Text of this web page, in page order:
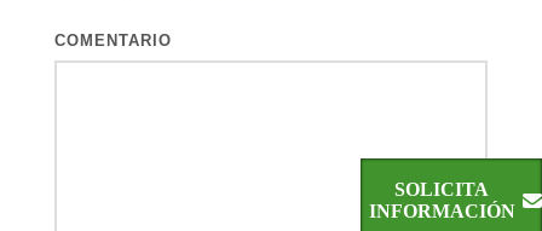
COMENTARIO
SOLICITA
INFORMACIÓN